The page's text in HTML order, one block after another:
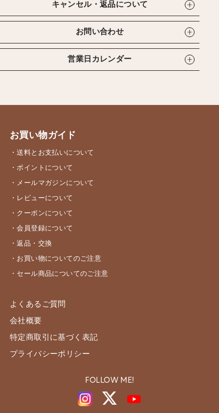
キャンセル・返品について
お問い合わせ
営業日カレンダー
お買い物ガイド
・送料とお支払いについて
・ポイントについて
・メールマガジンについて
・レビューについて
・クーポンについて
・会員登録について
・返品・交換
・お買い物についてのご注意
・セール商品についてのご注意
よくあるご質問
会社概要
特定商取引に基づく表記
プライバシーポリシー
FOLLOW ME!